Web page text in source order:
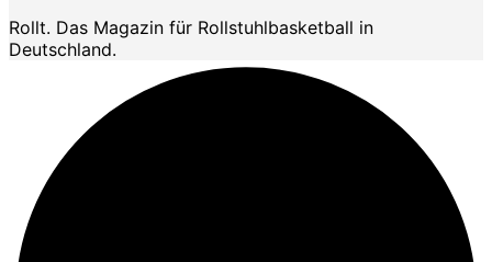
Rollt. Das Magazin für Rollstuhlbasketball in
Deutschland.